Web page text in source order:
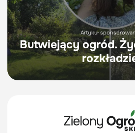
Artykuł
Butwiejący ogród.